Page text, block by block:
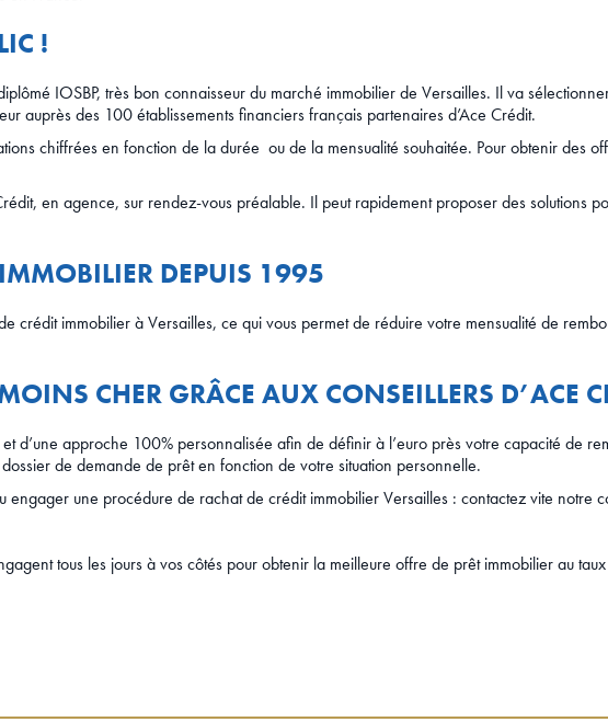
!
IOSBP, très bon connaisseur du marché immobilier de Versailles. Il va
auprès des 100 établissements financiers français partenaires d’Ace Crédit.
chiffrées en fonction de la durée ou de la mensualité souhaitée. Pour obtenir des
en agence, sur rendez-vous préalable. Il peut rapidement proposer des solutions
DEPUIS 1995
crédit immobilier à Versailles, ce qui vous permet de réduire votre mensualité de
CHER GRÂCE AUX CONSEILLERS D’ACE
d’une approche 100% personnalisée afin de définir à l’euro près votre capacité de
de demande de prêt en fonction de votre situation personnelle.
une procédure de rachat de crédit immobilier Versailles : contactez vite notre
tous les jours à vos côtés pour obtenir la meilleure offre de prêt immobilier au taux